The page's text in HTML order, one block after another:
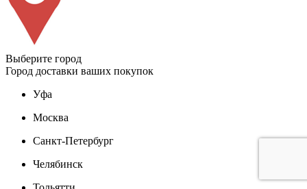
Выберите город
Город доставки ваших покупок
Уфа
Москва
Санкт-Петербург
Челябинск